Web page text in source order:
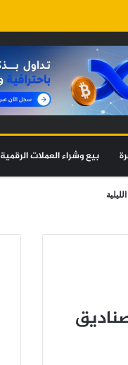
بيع وشراء العملات الرقمية